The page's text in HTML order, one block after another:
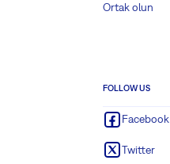
Ortak olun
FOLLOW US
Facebook
Twitter